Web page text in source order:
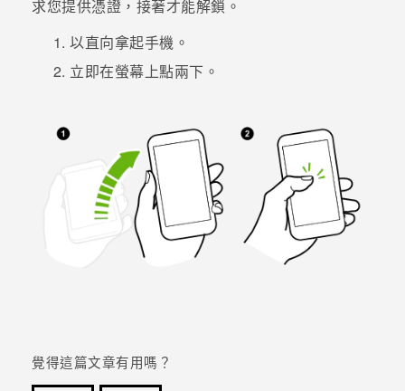
VIVELAND
求您提供憑證，接著才能解鎖。
以直向拿起手機。
立即在螢幕上點兩下。
覺得這篇文章有用嗎？